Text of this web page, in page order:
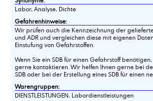
Labor, Analyse, Dichte
Gefahrenhinweise:
Wir prüfen auch die Kennzeichnung der
und ADR und vergleichen diese mit eigenen
Einstufung von Gefahrstoffen.
Wenn Sie ein SDB für einen Gefahrstoff
gerne kontaktieren. Wir helfen Ihnen gerne bei
SDB oder bei der Erstellung eines SDB für einen
Warengruppen:
DIENSTLEISTUNGEN, Labordienstleistungen